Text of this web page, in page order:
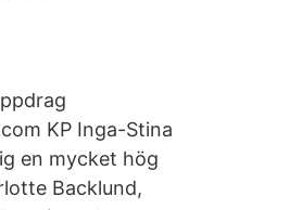
KP Inga-Stina
en mycket hög
Backlund,